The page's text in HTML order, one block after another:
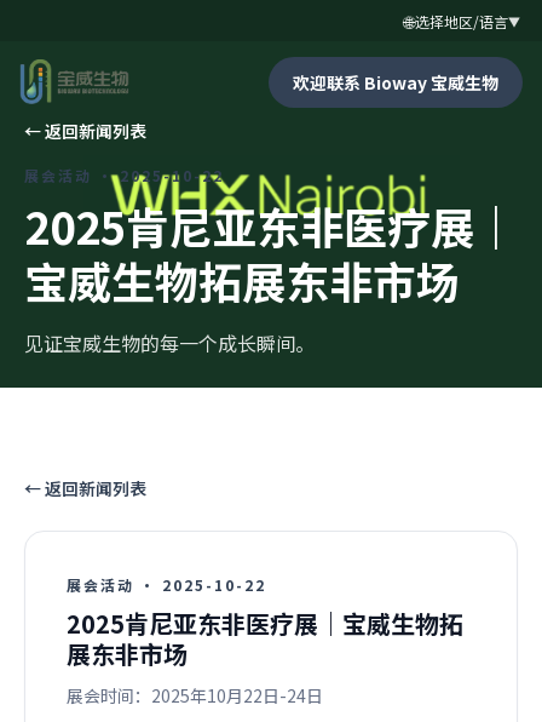
🌐选择地区/语言▼
欢迎联系 Bioway 宝威生物
←返回新闻列表
展会活动 ·2025-10-22
2025肯尼亚东非医疗展｜
宝威生物拓展东非市场
见证宝威生物的每一个成长瞬间。
←返回新闻列表
展会活动 · 2025-10-22
2025肯尼亚东非医疗展｜宝威生物拓
展东非市场
展会时间：2025年10月22日-24日